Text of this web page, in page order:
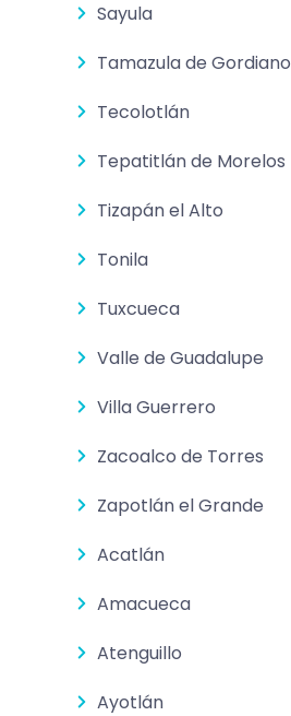
Sayula
Tamazula de Gordiano
Tecolotlán
Tepatitlán de Morelos
Tizapán el Alto
Tonila
Tuxcueca
Valle de Guadalupe
Villa Guerrero
Zacoalco de Torres
Zapotlán el Grande
Acatlán
Amacueca
Atenguillo
Ayotlán